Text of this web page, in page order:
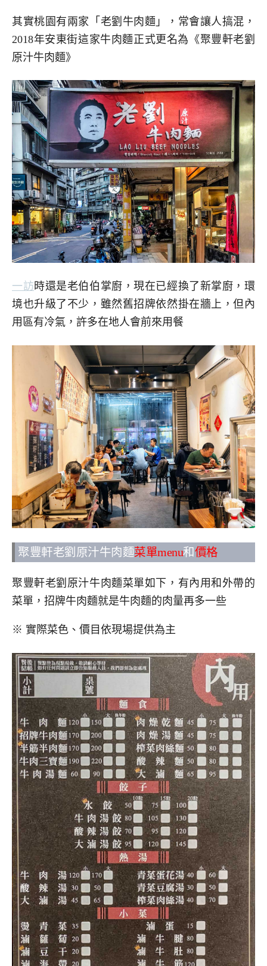
其實桃園有兩家「老劉牛肉麵」，常會讓人搞混，
2018年安東街這家牛肉麵正式更名為《聚豐軒老劉
原汁牛肉麵》
一訪時還是老伯伯掌廚，現在已經換了新掌廚，環
境也升級了不少，雖然舊招牌依然掛在牆上，但內
用區有冷氣，許多在地人會前來用餐
聚豐軒老劉原汁牛肉麵菜單menu和價格
聚豐軒老劉原汁牛肉麵菜單如下，有內用和外帶的
菜單，招牌牛肉麵就是牛肉麵的肉量再多一些
※ 實際菜色、價目依現場提供為主